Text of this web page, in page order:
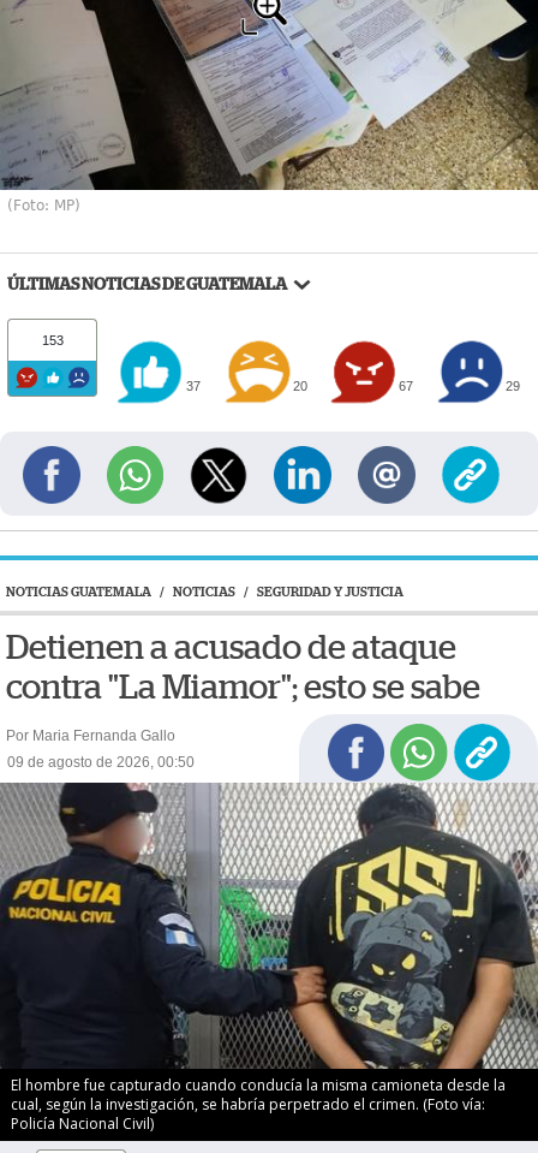
(Foto: MP)
ÚLTIMAS NOTICIAS DE GUATEMALA
153
37 20 67 29
NOTICIAS GUATEMALA / NOTICIAS / SEGURIDAD Y JUSTICIA
Detienen a acusado de ataque
contra "La Miamor"; esto se sabe
Por Maria Fernanda Gallo
09 de agosto de 2026, 00:50
El hombre fue capturado cuando conducía la misma camioneta desde la
cual, según la investigación, se habría perpetrado el crimen. (Foto vía:
Policía Nacional Civil)